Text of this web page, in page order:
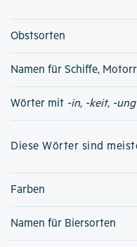
Obstsorten
Namen für Schiffe,
Wörter mit -in, -keit, -ung
Diese Wörter sind
Farben
Namen für Biersorten